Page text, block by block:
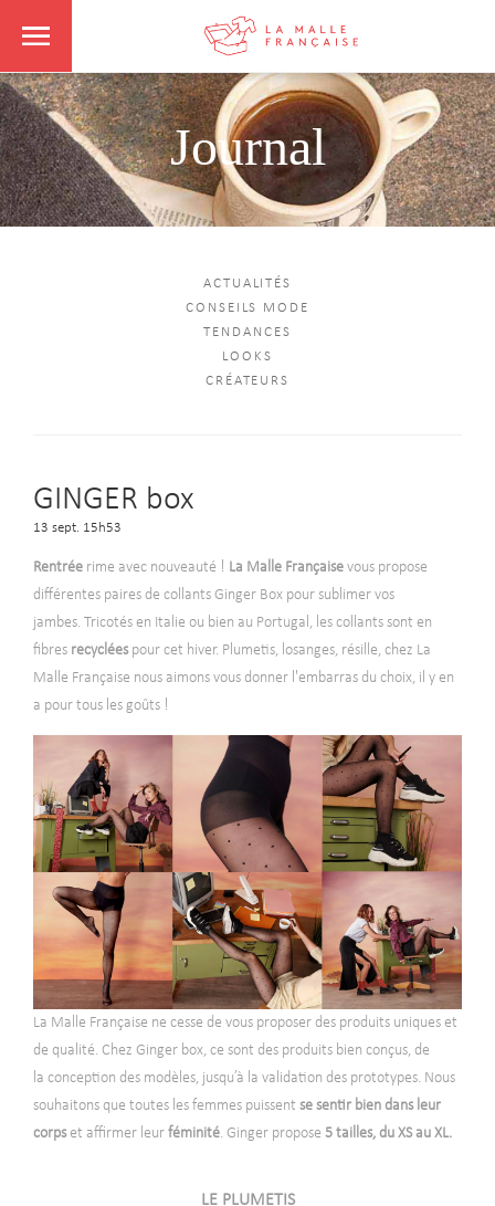
Journal
ACTUALITÉS
CONSEILS MODE
TENDANCES
LOOKS
CRÉATEURS
GINGER box
13 sept. 15h53
Rentrée rime avec nouveauté ! La Malle Française vous propose
différentes paires de collants Ginger Box pour sublimer vos
jambes. Tricotés en Italie ou bien au Portugal, les collants sont en
fibres recycléespour cet hiver. Plumetis, losanges, résille, chez La
Malle Française nous aimons vous donner l'embarras du choix, il y en
a pour tous les goûts !
La Malle Française ne cesse de vous proposer des produits uniques et
de qualité. Chez Ginger box, ce sont des produits bien conçus, de
la conception des modèles, jusqu’à la validation des prototypes. Nous
souhaitons que toutes les femmes puissent se sentir bien dans leur
corpset affirmer leur féminité. Ginger propose 5 tailles, du XS au XL.
LE PLUMETIS